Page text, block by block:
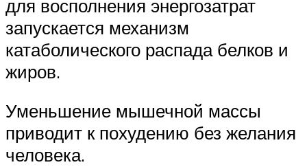
для восполнения энергозатрат
запускается механизм
катаболического распада белков и
жиров.
Уменьшение мышечной массы
приводит к похудению без желания
человека.